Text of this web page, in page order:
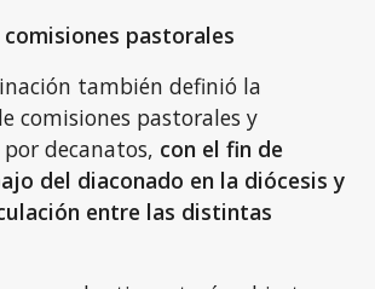
pastorales
también definió la
comisiones pastorales y
decanatos, con el fin de
del diaconado en la diócesis y
entre las distintas